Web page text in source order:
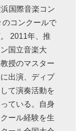
国際音楽コン
のコンクールで
2011年、推
国立音楽大
授のマスター
出演、ディプ
て演奏活動を
ている。自身
ール経験を生